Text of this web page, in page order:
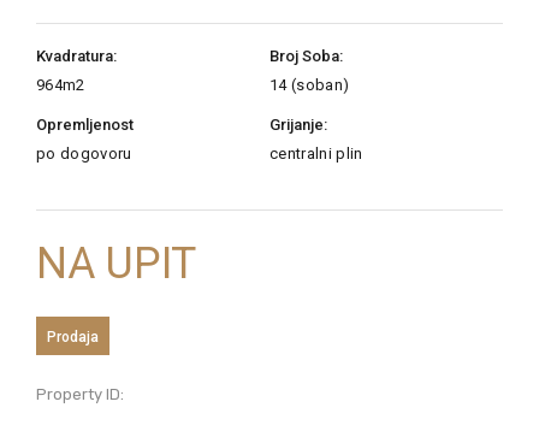
Kvadratura:
964m2
Broj Soba:
14 (soban)
Opremljenost
po dogovoru
Grijanje:
centralni plin
NA UPIT
Prodaja
Property ID: